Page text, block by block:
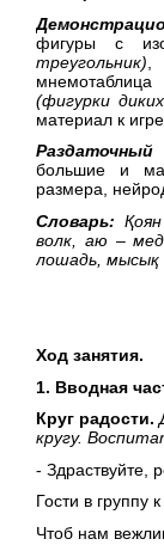
фигуры с
треугольник)
(фигурки
материал к игре
большие и
размера,
Словарь:
волк, аю –
лошадь, мысық
Ход занятия.
1. Вводная
Круг радости.
кругу.
- Здраствуйте,
Гости в группу
Чтоб нам